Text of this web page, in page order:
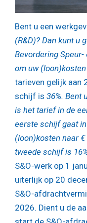
Bent u een
(R&D)? Dan kunt u
Bevordering Speur-
om uw
tarieven gelijk aan
schijf is 36%. Bent
is het tarief in de
eerste schijf gaat
(loon)kosten naar
tweede schijf is
S&O-werk op 1
uiterlijk op 20
S&O-
2026. Dient u de